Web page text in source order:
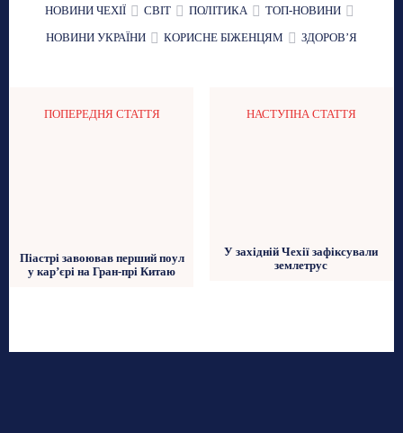
НОВИНИ ЧЕХІЇ СВІТ ПОЛІТИКА
ТОП-НОВИНИ
НОВИНИ УКРАЇНИ
КОРИСНЕ БІЖЕНЦЯМ ЗДОРОВʼЯ
ПОПЕРЕДНЯ СТАТТЯ
Піастрі завоював перший поул
у кар’єрі на Гран-прі Китаю
НАСТУПНА СТАТТЯ
У західній Чехії зафіксували
землетрус